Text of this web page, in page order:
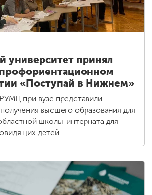
университет принял
профориентационном
«Поступай в Нижнем»
при вузе представили
высшего образования для
школы-интерната для
детей